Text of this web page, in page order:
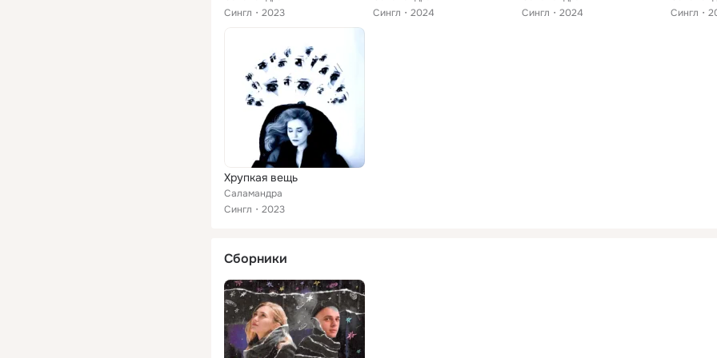
Сингл
2023
Сингл
2024
Сингл
2024
Сингл
Хрупкая вещь
Саламандра
Сингл
2023
Сборники